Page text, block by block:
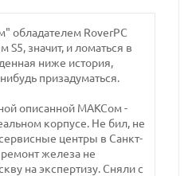
обладателем RoverPC
S5, значит, и ломаться в
ниже история,
призадуматься.
описанной МАКСом -
корпусе. Не бил, не
центры в Санкт-
железа не
на экспертизу. Сняли с